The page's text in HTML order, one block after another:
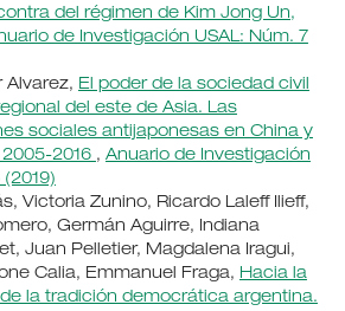
del régimen de Kim Jong Un,
de Investigación USAL: Núm. 7
Alvarez, El poder de la sociedad civil
del este de Asia. Las
sociales antijaponesas en China y
2016 , Anuario de Investigación
(2019)
Victoria Zunino, Ricardo Laleff Ilieff,
Germán Aguirre, Indiana
Juan Pelletier, Magdalena Iragui,
Calia, Emmanuel Fraga, Hacia la
la tradición democrática argentina.